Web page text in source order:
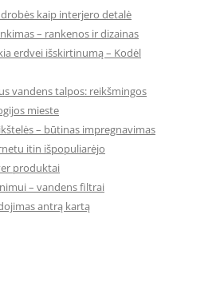
kaip interjero detalė
– rankenos ir dizainas
erdvei išskirtinumą – Kodėl
vandens talpos: reikšmingos
mieste
– būtinas impregnavimas
itin išpopuliarėjo
produktai
– vandens filtrai
antrą kartą